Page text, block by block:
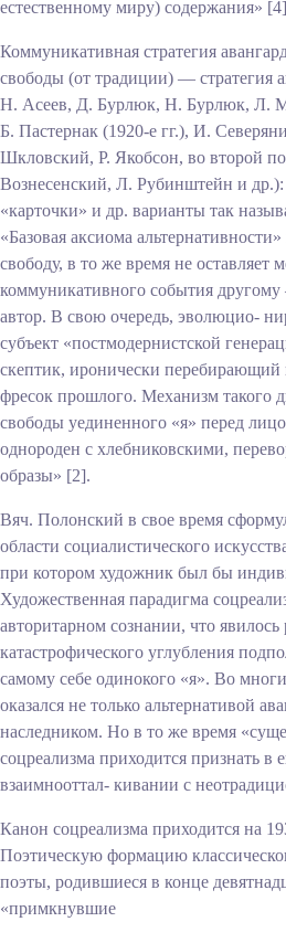
естественному миру) содержания»
Коммуникативная стратегия
свободы (от традиции) — стратегия
Н. Асеев, Д. Бурлюк, Н. Бурлюк, Л.
Б. Пастернак (1920-е гг.), И.
Шкловский, Р. Якобсон, во второй
Вознесенский, Л. Рубинштейн и др.):
«карточки» и др. варианты так
«Базовая аксиома
свободу, в то же время не оставляет
коммуникативного события другому
автор. В свою очередь, эволюцио-
субъект «постмодернистской
скептик, иронически
фресок прошлого. Механизм такого
свободы уединенного «я» перед
однороден с хлебниковскими,
образы» [2].
Вяч. Полонский в свое время
области социалистического
при котором художник был бы
Художественная парадигма
авторитарном сознании, что
катастрофического углубления
самому себе одинокого «я». Во
оказался не только альтернативой
наследником. Но в то же время
соцреализма приходится признать в
взаимнооттал- кивании с
Канон соцреализма приходится на
Поэтическую формацию
поэты, родившиеся в конце
«примкнувшие